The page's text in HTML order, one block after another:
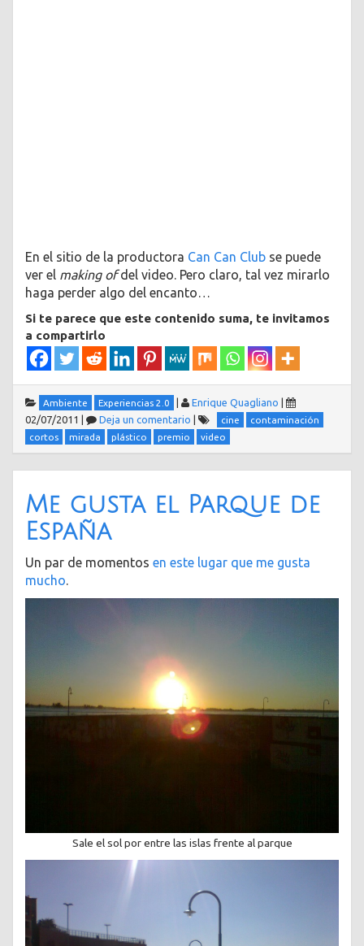
En el sitio de la productora Can Can Club se puede
ver el making ofdel video. Pero claro, tal vez mirarlo
haga perder algo del encanto…
Si te parece que este contenido suma, te invitamos
a compartirlo
Ambiente Experiencias 2.0 Enrique Quagliano
02/07/2011
Deja un comentario cine
contaminación
cortos
mirada plástico premio video
Me gusta el Parque de
España
Un par de momentos en este lugar que me gusta
mucho.
Sale el sol por entre las islas frente al parque